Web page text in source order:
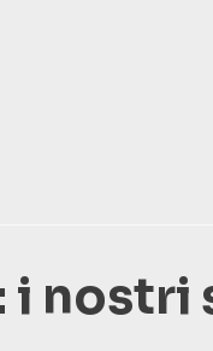
i nostri